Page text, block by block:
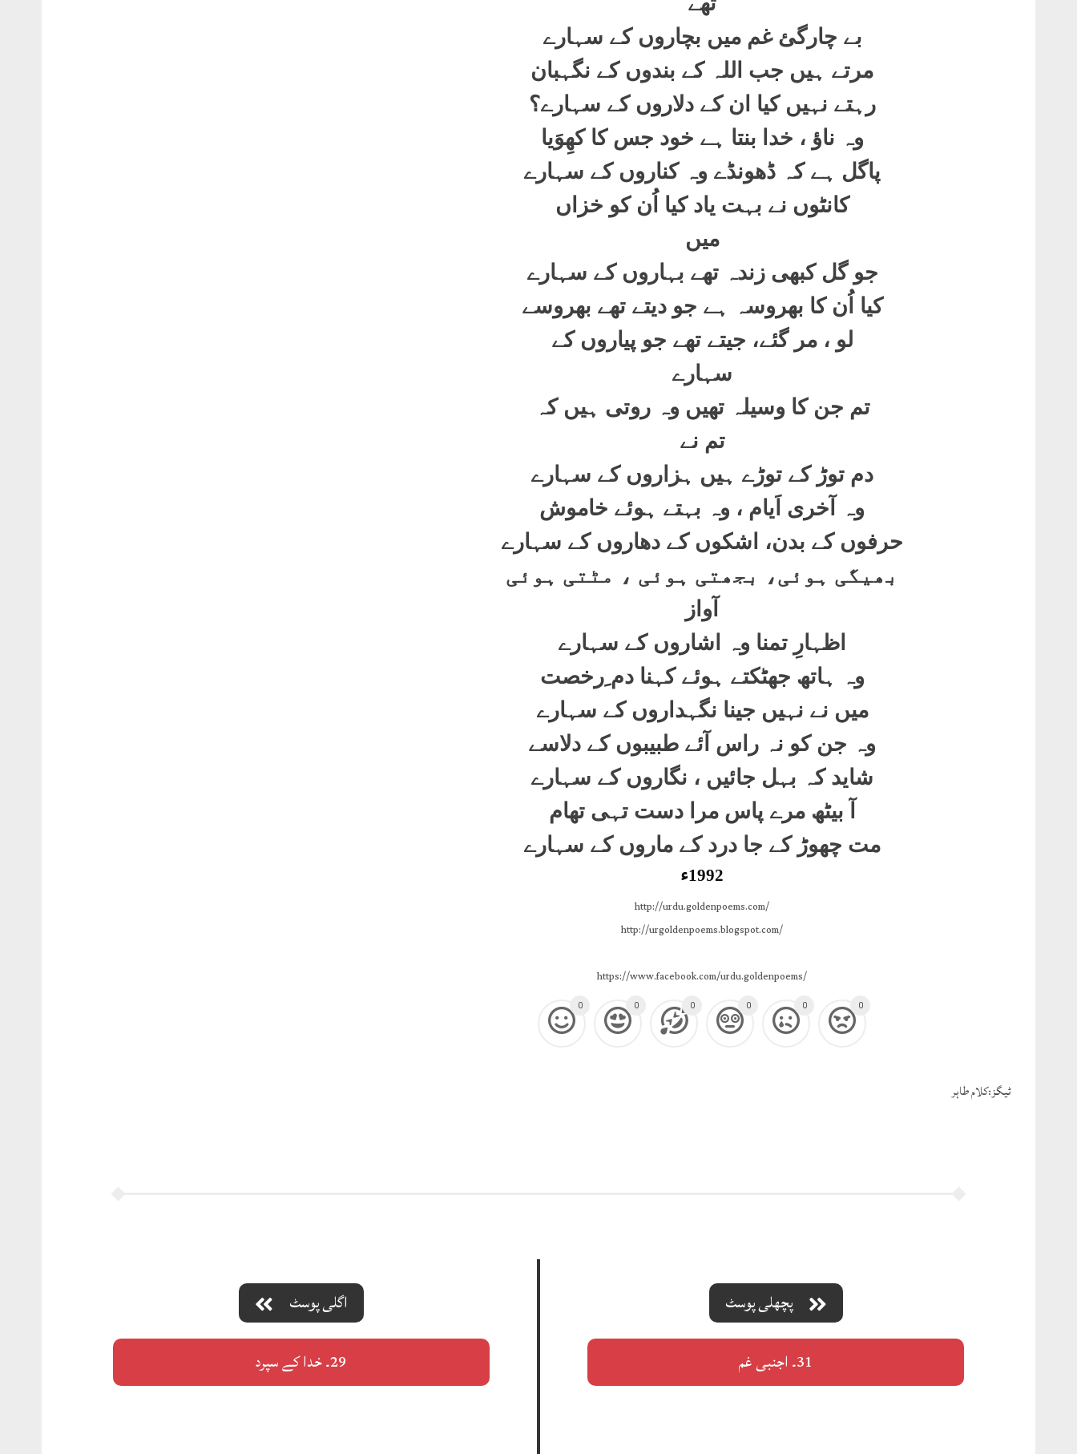
بے چارگئ غم میں بچاروں کے سہارے
مرتے ہیں جب اللہ کے بندوں کے نگہبان
رہتے نہیں کیا ان کے دلاروں کے سہارے؟
وہ ناؤ ، خدا بنتا ہے خود جس کا کھِوَیا
پاگل ہے کہ ڈھونڈے وہ کناروں کے سہارے
کانٹوں نے بہت یاد کیا اُن کو خزاں
میں
جو گل کبھی زندہ تھے بہاروں کے سہارے
کیا اُن کا بھروسہ ہے جو دیتے تھے بھروسے
لو ، مر گئے، جیتے تھے جو پیاروں کے
سہارے
تم جن کا وسیلہ تھیں وہ روتی ہیں کہ
تم نے
دم توڑ کے توڑے ہیں ہزاروں کے سہارے
وہ آخری اَیام ، وہ بہتے ہوئے خاموش
حرفوں کے بدن، اشکوں کے دھاروں کے سہارے
بھیگی ہوئی، بجھتی ہوئی ، مٹتی ہوئی
آواز
اظہارِ تمنا وہ اشاروں کے سہارے
وہ ہاتھ جھٹکتے ہوئے کہنا دم ِرخصت
میں نے نہیں جینا نگہداروں کے سہارے
وہ جن کو نہ راس آئے طبیبوں کے دلاسے
شاید کہ بہل جائیں ، نگاروں کے سہارے
آ بیٹھ مرے پاس مرا دست تہی تھام
مت چھوڑ کے جا درد کے ماروں کے سہارے
1992ء
http://urdu.goldenpoems.com/
http://urgoldenpoems.blogspot.com/
https://www.facebook.com/urdu.goldenpoems/
0 0 0 0 0 0
ٹيگز:کلام طاہر
اگلی پوسٹ
29۔ خدا کے سپرد
پچھلی پوسٹ
31۔ اجنبی غم